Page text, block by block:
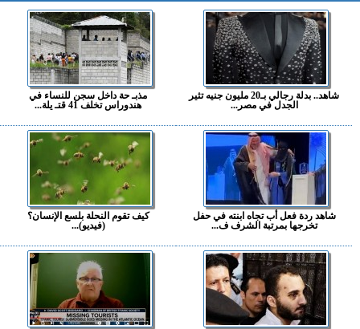
شاهد.. بدلة رجالي بـ20 مليون جنيه تثير
الجدل في مصر...
مذبـ حة داخل سجن للنساء في
هندوراس تخلف 41 قتـ يلة...
شاهد ردة فعل أب تجاه ابنته في حفل
تخرجها بمرتبة الشرف ف...
كيف تقوم النحلة بلسع الإنسان؟
(فيديو)...